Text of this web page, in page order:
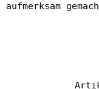
aufmerksam